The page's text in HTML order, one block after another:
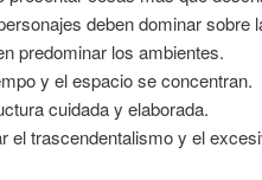
deben dominar sobre
predominar los ambientes.
y el espacio se concentran.
cuidada y elaborada.
el trascendentalismo y el